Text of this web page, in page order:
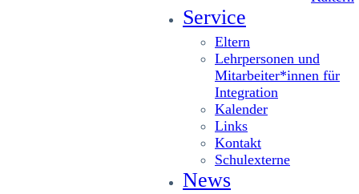
Service
Eltern
Lehrpersonen und
Mitarbeiter*innen für
Integration
Kalender
Links
Kontakt
Schulexterne
News